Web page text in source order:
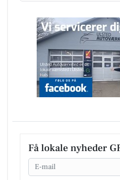
Få lokale nyheder
Email